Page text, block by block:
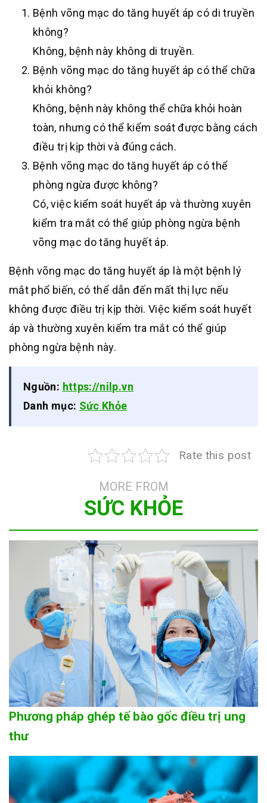
Bệnh võng mạc do tăng huyết áp có di truyền
không?
Không, bệnh này không di truyền.
Bệnh võng mạc do tăng huyết áp có thể chữa
khỏi không?
Không, bệnh này không thể chữa khỏi hoàn
toàn, nhưng có thể kiểm soát được bằng cách
điều trị kịp thời và đúng cách.
Bệnh võng mạc do tăng huyết áp có thể
phòng ngừa được không?
Có, việc kiểm soát huyết áp và thường xuyên
kiểm tra mắt có thể giúp phòng ngừa bệnh
võng mạc do tăng huyết áp.
Bệnh võng mạc do tăng huyết áp là một bệnh lý
mắt phổ biến, có thể dẫn đến mất thị lực nếu
không được điều trị kịp thời. Việc kiểm soát huyết
áp và thường xuyên kiểm tra mắt có thể giúp
phòng ngừa bệnh này.
Nguồn: https://nilp.vn
Danh mục: Sức Khỏe
Rate this post
MORE FROM
SỨC KHỎE
Phương pháp ghép tế bào gốc điều trị ung
thư